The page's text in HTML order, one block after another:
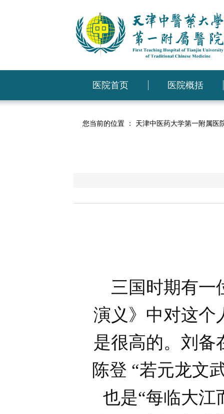
医院首页 医院概括
您当前的位置 ： 天津中医药大学第一附属医
三国时期有一
演义》中对这个
是很高的。刘备
陈登 “若元龙文
也是“每临大江